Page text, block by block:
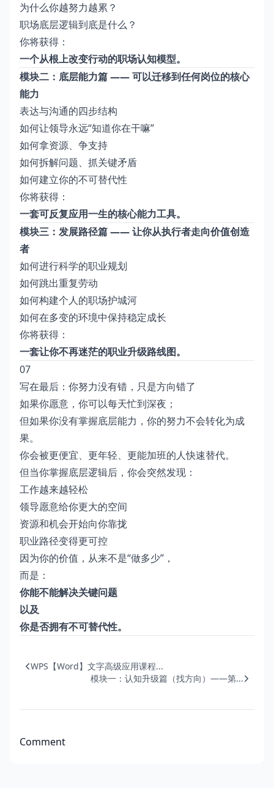
为什么你越努力越累？
职场底层逻辑到底是什么？
你将获得：
一个从根上改变行动的职场认知模型。
模块二：底层能力篇 —— 可以迁移到任何岗位的核心
能力
表达与沟通的四步结构
如何让领导永远“知道你在干嘛”
如何拿资源、争支持
如何拆解问题、抓关键矛盾
如何建立你的不可替代性
你将获得：
一套可反复应用一生的核心能力工具。
模块三：发展路径篇 —— 让你从执行者走向价值创造
者
如何进行科学的职业规划
如何跳出重复劳动
如何构建个人的职场护城河
如何在多变的环境中保持稳定成长
你将获得：
一套让你不再迷茫的职业升级路线图。
07
写在最后：你努力没有错，只是方向错了
如果你愿意，你可以每天忙到深夜；
但如果你没有掌握底层能力，你的努力不会转化为成
果。
你会被更便宜、更年轻、更能加班的人快速替代。
但当你掌握底层逻辑后，你会突然发现：
工作越来越轻松
领导愿意给你更大的空间
资源和机会开始向你靠拢
职业路径变得更可控
因为你的价值，从来不是“做多少”，
而是：
你能不能解决关键问题
以及
你是否拥有不可替代性。
WPS【Word】文字高级应用课程...
模块一：认知升级篇（找方向）——第...
Comment